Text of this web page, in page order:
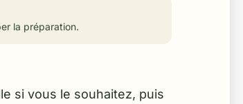
la préparation.
si vous le souhaitez, puis